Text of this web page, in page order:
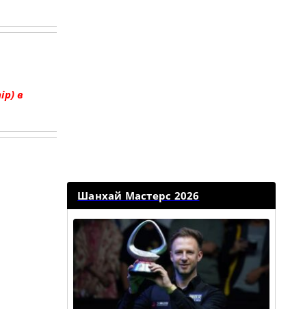
в
Шанхай Мастерс 2026